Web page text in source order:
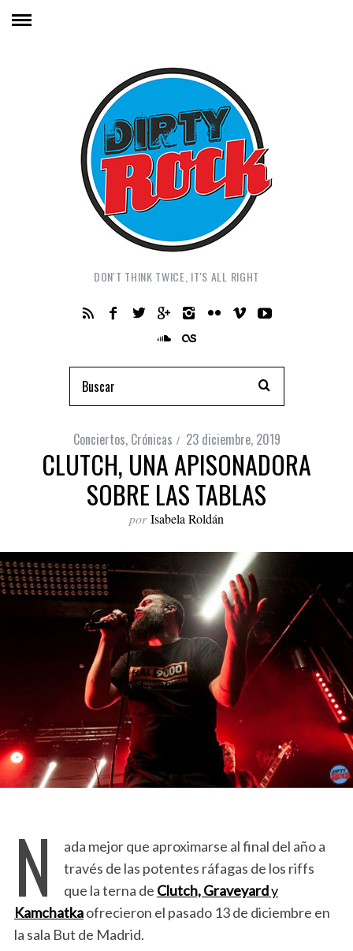
DON'T THINK TWICE, IT'S ALL RIGHT
Conciertos, Crónicas 23 diciembre, 2019
CLUTCH, UNA APISONADORA
SOBRE LAS TABLAS
por Isabela Roldán
N
ada mejor que aproximarse al final del año a
través de las potentes ráfagas de los riffs
que la terna de Clutch, Graveyardy
Kamchatkaofrecieron el pasado 13 de diciembre en
la sala But de Madrid.